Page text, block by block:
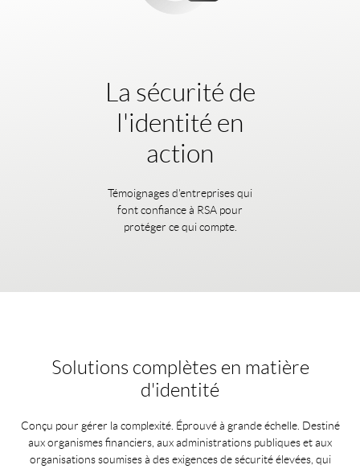
La sécurité de
l'identité en
action
Témoignages d'entreprises qui
font confiance à RSA pour
protéger ce qui compte.
Solutions complètes en matière
d'identité
Conçu pour gérer la complexité. Éprouvé à grande échelle. Destiné
aux organismes financiers, aux administrations publiques et aux
organisations soumises à des exigences de sécurité élevées, qui